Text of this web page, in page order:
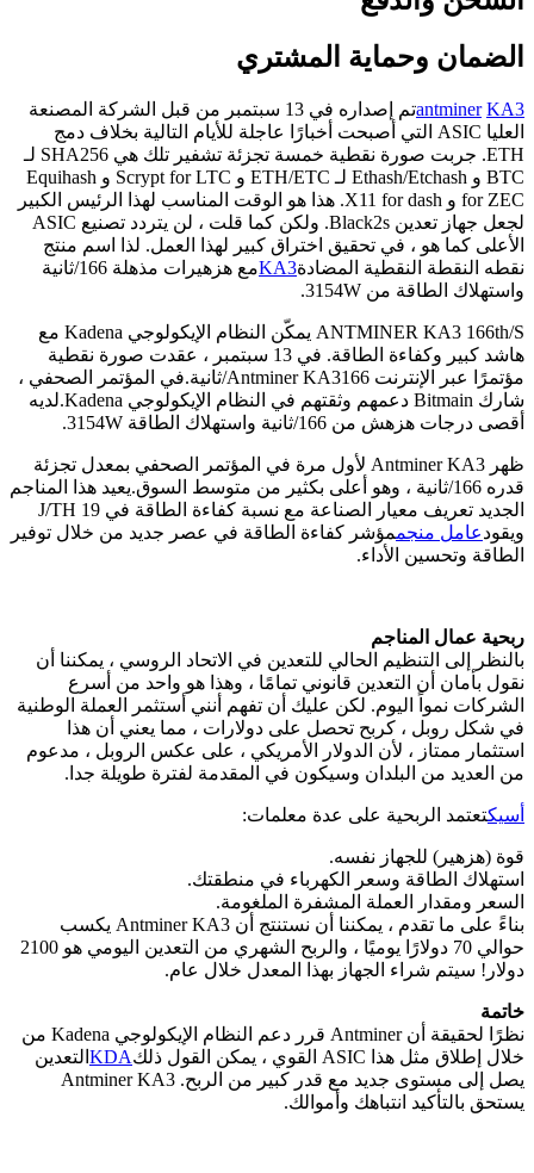
الضمان وحماية المشتري
antminer KA3
تم إصداره في 13 سبتمبر من قبل الشركة المصنعة
العليا ASIC التي أصبحت أخبارًا عاجلة للأيام التالية بخلاف دمج
ETH. جربت صورة نقطية خمسة تجزئة تشفير تلك هي SHA256 لـ
BTC و Ethash/Etchash لـ ETH/ETC و Scrypt for LTC و Equihash
for ZEC و X11 for dash. هذا هو الوقت المناسب لهذا الرئيس الكبير
لجعل جهاز تعدين Black2s. ولكن كما قلت ، لن يتردد تصنيع ASIC
الأعلى كما هو ، في تحقيق اختراق كبير لهذا العمل. لذا اسم منتج
نقطه النقطة النقطية المضادةKA3
مع هزهيرات مذهلة 166/ثانية
واستهلاك الطاقة من 3154W.
ANTMINER KA3 166th/S يمكّن النظام الإيكولوجي Kadena مع
هاشد كبير وكفاءة الطاقة. في 13 سبتمبر ، عقدت صورة نقطية
مؤتمرًا عبر الإنترنت Antminer KA3 166/ثانية .في المؤتمر الصحفي ،
شارك Bitmain دعمهم وثقتهم في النظام الإيكولوجي Kadena.
لديه
أقصى درجات هزهش من 166/ثانية واستهلاك الطاقة 3154W.
ظهر Antminer KA3 لأول مرة في المؤتمر الصحفي بمعدل تجزئة
قدره 166/ثانية ، وهو أعلى بكثير من متوسط ​​السوق.
يعيد هذا المناجم
الجديد تعريف معيار الصناعة مع نسبة كفاءة الطاقة في 19 J/TH
ويقودعامل منجممؤشر كفاءة الطاقة في عصر جديد من خلال توفير
الطاقة وتحسين الأداء.
ربحية عمال المناجم
بالنظر إلى التنظيم الحالي للتعدين في الاتحاد الروسي ، يمكننا أن
نقول بأمان أن التعدين قانوني تمامًا ، وهذا هو واحد من أسرع
الشركات نمواً اليوم. لكن عليك أن تفهم أنني أستثمر العملة الوطنية
في شكل روبل ، كربح تحصل على دولارات ، مما يعني أن هذا
استثمار ممتاز ، لأن الدولار الأمريكي ، على عكس الروبل ، مدعوم
من العديد من البلدان وسيكون في المقدمة لفترة طويلة جدا.
أسيكتعتمد الربحية على عدة معلمات:
قوة (هزهير) للجهاز نفسه.
استهلاك الطاقة وسعر الكهرباء في منطقتك.
السعر ومقدار العملة المشفرة الملغومة.
بناءً على ما تقدم ، يمكننا أن نستنتج أن Antminer KA3 يكسب
حوالي 70 دولارًا يوميًا ، والربح الشهري من التعدين اليومي هو 2100
دولار! سيتم شراء الجهاز بهذا المعدل خلال عام.
خاتمة
نظرًا لحقيقة أن Antminer قرر دعم النظام الإيكولوجي Kadena من
خلال إطلاق مثل هذا ASIC القوي ، يمكن القول ذلك
KDA التعدين
يصل إلى مستوى جديد مع قدر كبير من الربح. Antminer KA3
يستحق بالتأكيد انتباهك وأموالك.